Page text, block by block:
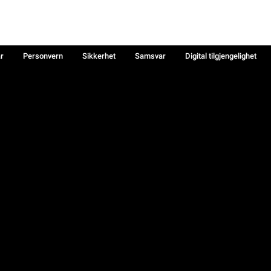
Personvern Sikkerhet Samsvar
Digital tilgjengelighet